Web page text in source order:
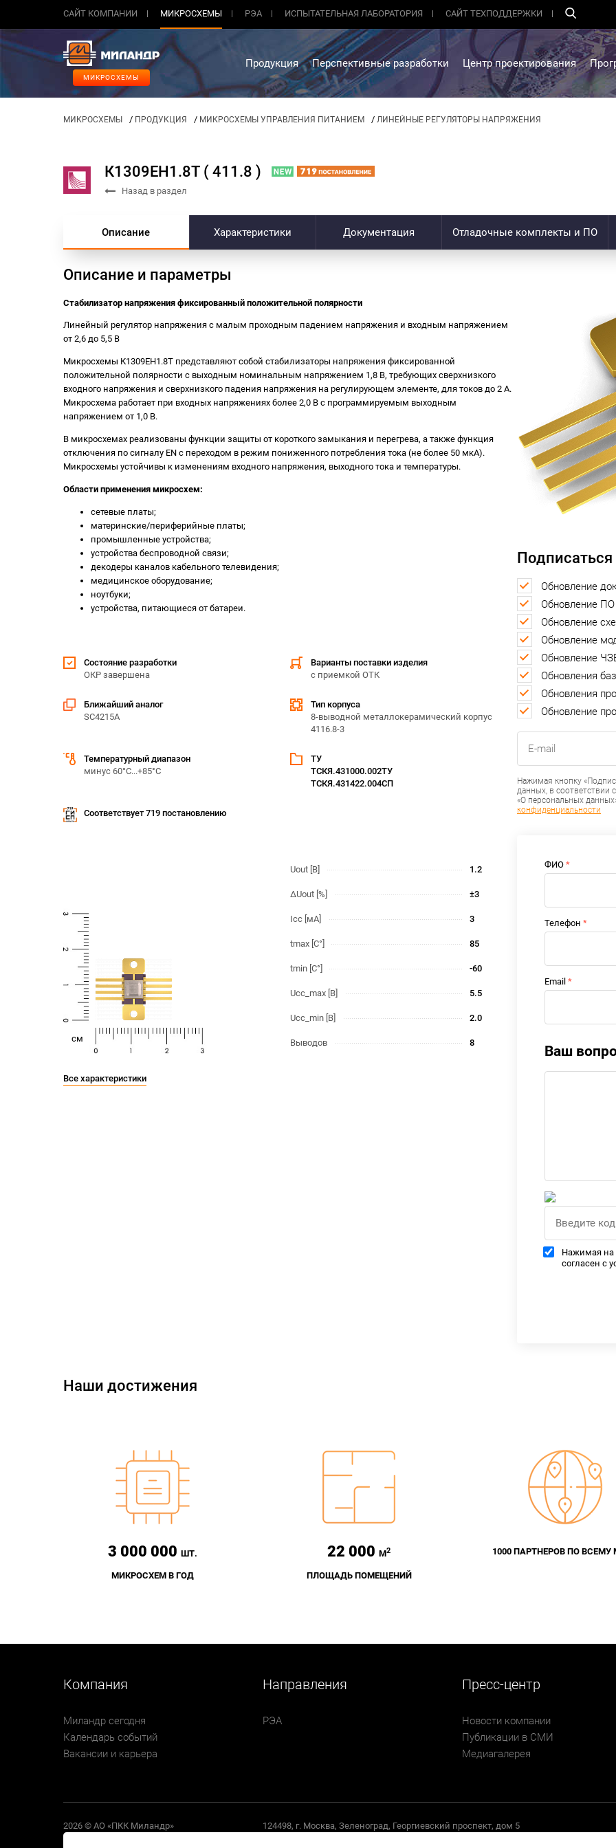
САЙТ КОМПАНИИ МИКРОСХЕМЫ РЭА ИСПЫТАТЕЛЬНАЯ ЛАБОРАТОРИЯ САЙТ ТЕХПОДДЕРЖКИ
МИКРОСХЕМЫ
Продукция Перспективные разработки Центр проектирования
МИКРОСХЕМЫ / ПРОДУКЦИЯ / МИКРОСХЕМЫ УПРАВЛЕНИЯ ПИТАНИЕМ / ЛИНЕЙНЫЕ РЕГУЛЯТОРЫ НАПРЯЖЕНИЯ
К1309ЕН1.8Т ( 411.8 )
Назад в раздел
Описание Характеристики Документация Отладочные комплекты и ПО
Описание и параметры
Стабилизатор напряжения фиксированный положительной полярности
Линейный регулятор напряжения с малым проходным падением напряжения и входным напряжением
от 2,6 до 5,5 В
Микросхемы К1309ЕН1.8Т представляют собой стабилизаторы напряжения фиксированной
положительной полярности с выходным номинальным напряжением 1,8 В, требующих сверхнизкого
входного напряжения и сверхнизкого падения напряжения на регулирующем элементе, для токов до 2 А.
Микросхема работает при входных напряжениях более 2,0 В с программируемым выходным
напряжением от 1,0 В.
В микросхемах реализованы функции защиты от короткого замыкания и перегрева, а также функция
отключения по сигналу EN с переходом в режим пониженного потребления тока (не более 50 мкА).
Микросхемы устойчивы к изменениям входного напряжения, выходного тока и температуры.
Области применения микросхем:
сетевые платы;
материнские/периферийные платы;
промышленные устройства;
устройства беспроводной связи;
декодеры каналов кабельного телевидения;
медицинское оборудование;
ноутбуки;
устройства, питающиеся от батареи.
Состояние разработки
ОКР завершена
Варианты поставки изделия
с приемкой ОТК
Ближайший аналог
SC4215A
Тип корпуса
8-выводной металлокерамический корпус
4116.8-3
Температурный диапазон
минус 60°С...+85°С
ТУ
ТСКЯ.431000.002ТУ
ТСКЯ.431422.004СП
Соответствует 719 постановлению
cм
Uout [В] 1.2
ΔUout [%] ±3
Icc [мА] 3
tmax [С°] 85
tmin [С°] -60
Ucc_max [В] 5.5
Ucc_min [В] 2.0
Выводов 8
Все характеристики
Обновление
Обновление ПО
Обновление
Обновление
Обновление
Обновления
Обновления
Обновление
Нажимая кнопку
данных, в
«О персональных
конфиденциальности
ФИО
Телефон
Email
Ваш
Нажимая на
согласен с
Наши достижения
3 000 000 ШТ.
МИКРОСХЕМ В ГОД
22 000 М2
ПЛОЩАДЬ ПОМЕЩЕНИЙ
1000 ПАРТНЕРОВ ПО ВСЕМУ
Компания
Миландр сегодня
Календарь событий
Вакансии и карьера
Направления
РЭА
Пресс-центр
Новости компании
Публикации в СМИ
Медиагалерея
2026 © АО «ПКК Миландр»
124498, г. Москва, Зеленоград, Георгиевский проспект, дом 5